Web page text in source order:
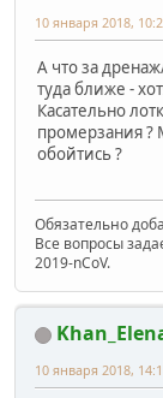
10 января 2018,
А что за
туда ближе -
Касательно
промерзания ?
обойтись ?
Обязательно
Все вопросы
2019-nCoV.
10 января 2018,